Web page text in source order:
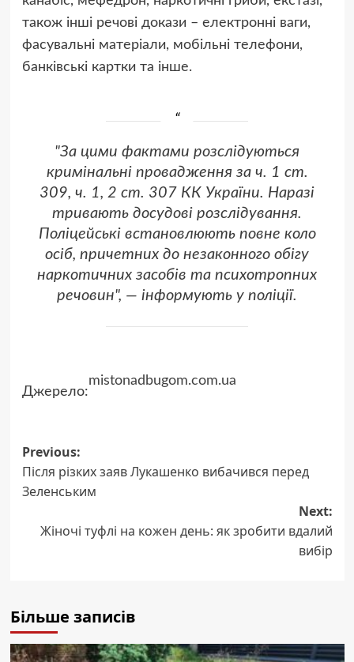
також інші речові докази – електронні ваги,
фасувальні матеріали, мобільні телефони,
банківські картки та інше.
"За цими фактами розслідуються
кримінальні провадження за ч. 1 ст.
309, ч. 1, 2 ст. 307 КК України. Наразі
тривають досудові розслідування.
Поліцейські встановлюють повне коло
осіб, причетних до незаконного обігу
наркотичних засобів та психотропних
речовин", — інформують у поліції.
Джерело:
mistonadbugom.com.ua
Post
navigation
Previous:
Після різких заяв Лукашенко вибачився перед
Зеленським
Next:
Жіночі туфлі на кожен день: як зробити вдалий
вибір
Більше записів